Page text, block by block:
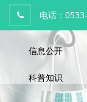
电话：
信息公开
科普知识